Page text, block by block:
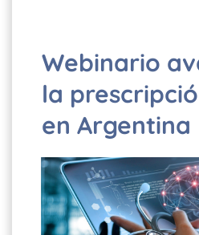
Webinario
la
en Argentina